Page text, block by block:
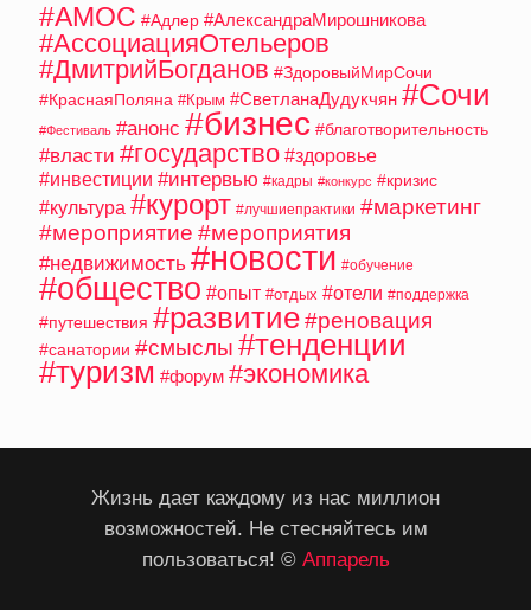
#АМОС #Адлер #АлександраМирошникова
#АссоциацияОтельеров
#ДмитрийБогданов #ЗдоровыйМирСочи
#КраснаяПоляна #Крым #СветланаДудукчян #Сочи
#Фестиваль #анонс #бизнес #благотворительность
#власти #государство #здоровье
#инвестиции #интервью #кадры #конкурс #кризис
#культура #курорт #лучшиепрактики #маркетинг
#мероприятие #мероприятия
#недвижимость #новости #обучение
#общество #опыт #отдых #отели #поддержка
#путешествия #развитие#реновация
#санатории #смыслы #тенденции
#туризм #форум #экономика
Жизнь дает каждому из нас миллион
возможностей. Не стесняйтесь им
пользоваться! © Аппарель